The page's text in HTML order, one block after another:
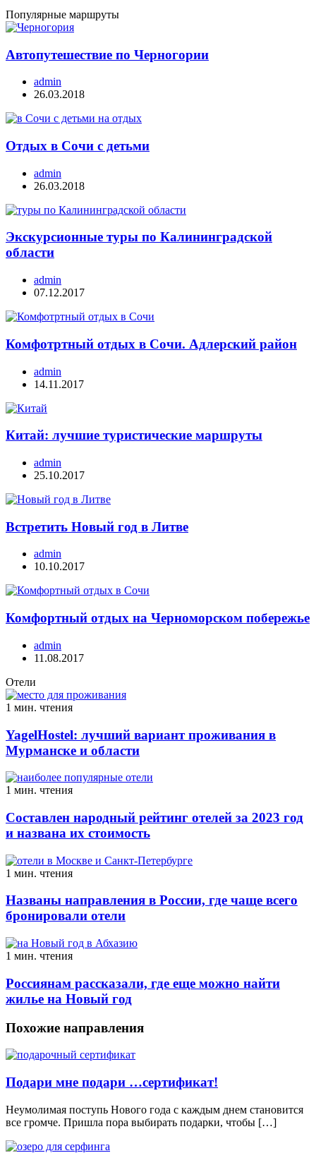
Популярные маршруты
Автопутешествие по Черногории
admin
26.03.2018
Отдых в Сочи с детьми
admin
26.03.2018
Экскурсионные туры по Калининградской
области
admin
07.12.2017
Комфотртный отдых в Сочи. Адлерский район
admin
14.11.2017
Китай: лучшие туристические маршруты
admin
25.10.2017
Встретить Новый год в Литве
admin
10.10.2017
Комфортный отдых на Черноморском побережье
admin
11.08.2017
Отели
1 мин. чтения
YagelHostel: лучший вариант проживания в
Мурманске и области
1 мин. чтения
Составлен народный рейтинг отелей за 2023 год
и названа их стоимость
1 мин. чтения
Названы направления в России, где чаще всего
бронировали отели
1 мин. чтения
Россиянам рассказали, где еще можно найти
жилье на Новый год
Похожие направления
Подари мне подари …сертификат!
Неумолимая поступь Нового года с каждым днем становится
все громче. Пришла пора выбирать подарки, чтобы […]